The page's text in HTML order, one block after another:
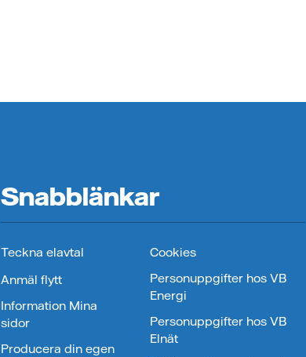
Snabblänkar
Teckna elavtal
Anmäl flytt
Information Mina
sidor
Producera din egen
Cookies
Personuppgifter hos VB
Energi
Personuppgifter hos VB
Elnät